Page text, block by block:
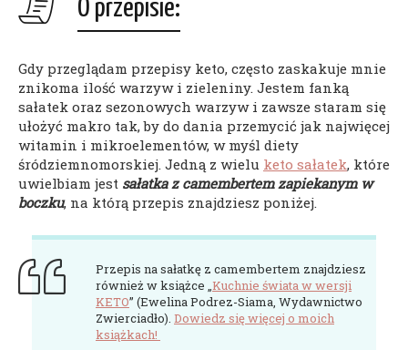
O przepisie:
Gdy przeglądam przepisy keto, często zaskakuje mnie
znikoma ilość warzyw i zieleniny. Jestem fanką
sałatek oraz sezonowych warzyw i zawsze staram się
ułożyć makro tak, by do dania przemycić jak najwięcej
witamin i mikroelementów, w myśl diety
śródziemnomorskiej. Jedną z wielu keto sałatek, które
uwielbiam jest sałatka z camembertem zapiekanym w
boczku, na którą przepis znajdziesz poniżej.
Przepis na sałatkę z camembertem znajdziesz
również w książce „ Kuchnie świata w wersji
KETO” (Ewelina Podrez-Siama, Wydawnictwo
Zwierciadło). Dowiedz się więcej o moich
książkach!